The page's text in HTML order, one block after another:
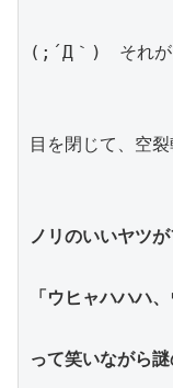
(;´Д｀)　それが
目を閉じて、空
ノリのいいヤツ
「ウヒャハハハ
って笑いながら